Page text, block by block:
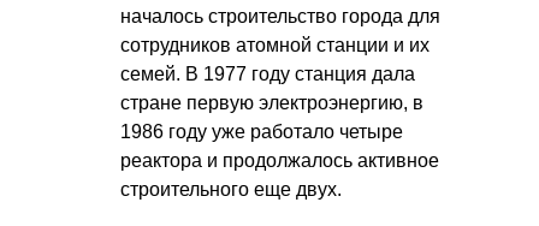
началось строительство города для
сотрудников атомной станции и их
семей. В 1977 году станция дала
стране первую электроэнергию, в
1986 году уже работало четыре
реактора и продолжалось активное
строительного еще двух.